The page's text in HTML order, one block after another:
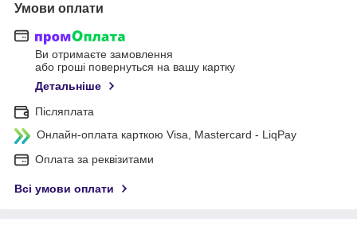
Умови оплати
Ви отримаєте замовлення
або гроші повернуться на вашу картку
Детальніше
Післяплата
Онлайн-оплата карткою Visa, Mastercard - LiqPay
Оплата за реквізитами
Всі умови оплати